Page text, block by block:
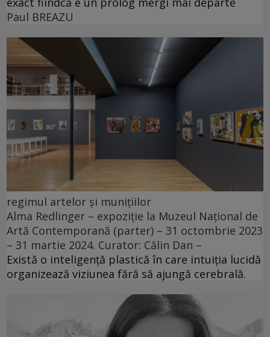
Paul BREAZU
regimul artelor și munițiilor
Alma Redlinger – expoziție la Muzeul Național de
Artă Contemporană (parter) – 31 octombrie 2023
– 31 martie 2024. Curator: Călin Dan –
Există o inteligență plastică în care intuiția lucidă
organizează viziunea fără să ajungă cerebrală.